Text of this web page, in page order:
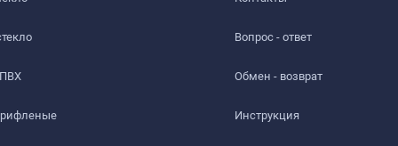
ПВХ
рифленые
Вопрос - ответ
Обмен - возврат
Инструкция